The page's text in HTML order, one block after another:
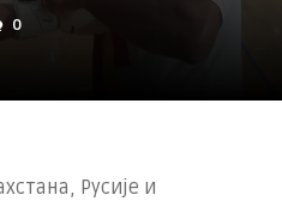
0
Русије и